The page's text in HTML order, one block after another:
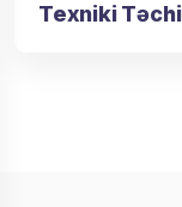
Texniki